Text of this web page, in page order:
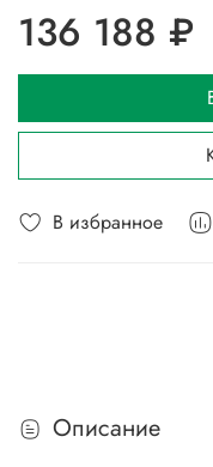
В избранное
136 188 ₽
Описание